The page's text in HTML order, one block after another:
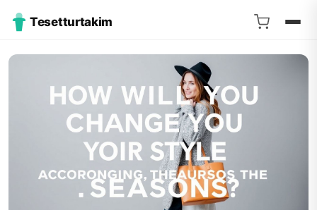
Tesetturtakim